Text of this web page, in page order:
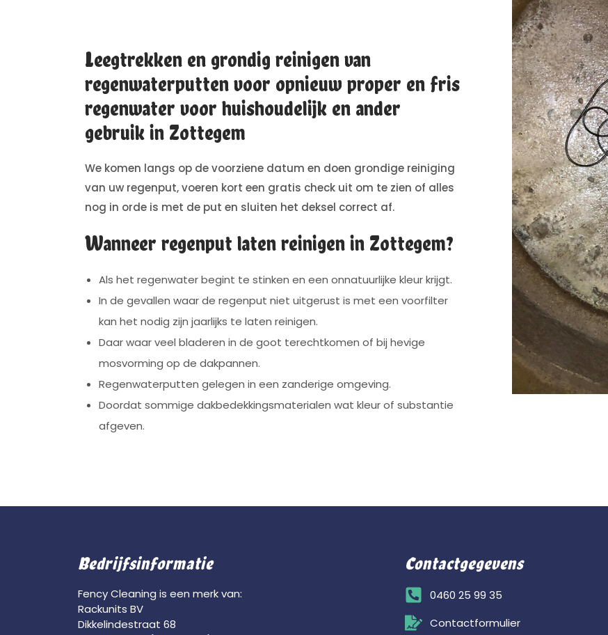
Leegtrekken en grondig reinigen van
regenwaterputten voor opnieuw proper en fris
regenwater voor huishoudelijk en ander
gebruik in Zottegem
We komen langs op de voorziene datum en doen grondige reiniging
van uw regenput, voeren kort een gratis check uit om te zien of alles
nog in orde is met de put en sluiten het deksel correct af.
Wanneer regenput laten reinigen in Zottegem?
Als het regenwater begint te stinken en een onnatuurlijke kleur krijgt.
In de gevallen waar de regenput niet uitgerust is met een voorfilter
kan het nodig zijn jaarlijks te laten reinigen.
Daar waar veel bladeren in de goot terechtkomen of bij hevige
mosvorming op de dakpannen.
Regenwaterputten gelegen in een zanderige omgeving.
Doordat sommige dakbedekkingsmaterialen wat kleur of substantie
afgeven.
Bedrijfsinformatie
Fency Cleaning is een merk van:
Rackunits BV
Dikkelindestraat 68
Contactgegevens
0460 25 99 35
Contactformulier